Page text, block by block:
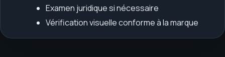
Examen juridique si nécessaire
Vérification visuelle conforme à la marque